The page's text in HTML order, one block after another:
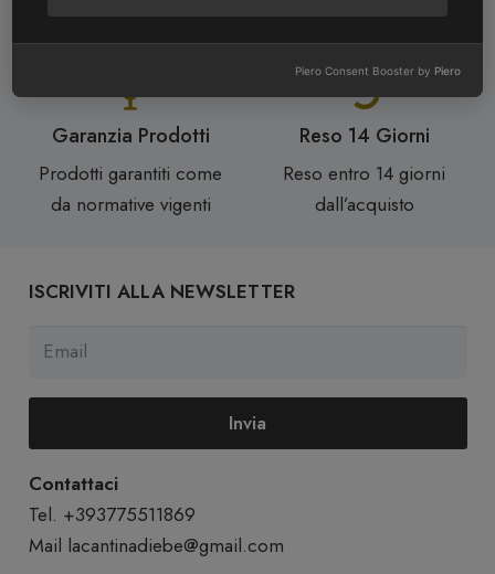
Garanzia Prodotti
Prodotti garantiti come
da normative vigenti
Reso 14 Giorni
Reso entro 14 giorni
dall’acquisto
ISCRIVITI ALLA NEWSLETTER
Invia
Contattaci
Tel. +393775511869
Mail lacantinadiebe@gmail.com
Piero Consent Booster by Piero